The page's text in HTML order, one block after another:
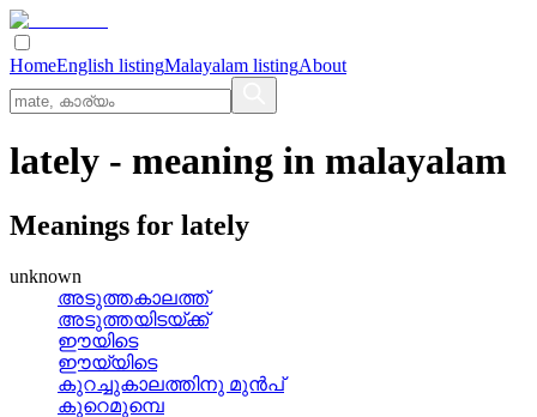
HomeEnglish listingMalayalam listingAbout
lately - meaning in malayalam
Meanings for lately
unknown
അടുത്തകാലത്ത്
അടുത്തയിടയ്ക്ക്
ഈയിടെ
ഈയ്യിടെ
കുറച്ചുകാലത്തിനു മുന്‍പ്
കുറെമുമ്പെ